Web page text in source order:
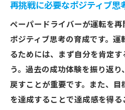
再挑戦に必要なポジティブ思
ペーパードライバーが運転を再
ポジティブ思考の育成です。
るためには、まず自分を肯定
う。過去の成功体験を振り返
戻すことが重要です。また、
を達成することで達成感を得